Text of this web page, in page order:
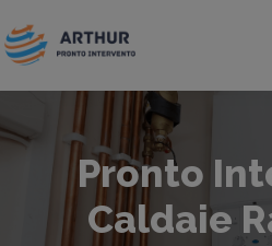
Pronto
Caldaie